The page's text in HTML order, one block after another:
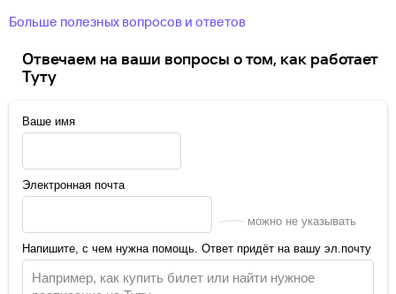
Больше полезных вопросов и ответов
Отвечаем на ваши вопросы о том, как работает
Туту
Ваше имя
Электронная почта
можно не указывать
Напишите, с чем нужна помощь. Ответ придёт на вашу эл.почту